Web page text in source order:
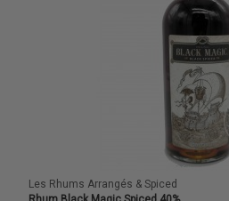
Les Rhums Arrangés & Spiced